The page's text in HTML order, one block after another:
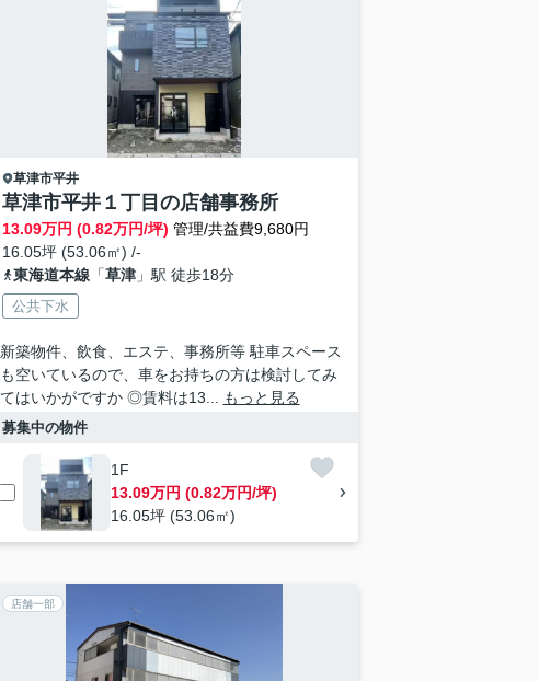
草津市平井
草津市平井１丁目の店舗事務所
13.09万円 (0.82万円/坪) 管理/共益費9,680円
16.05坪 (53.06㎡) /-
東海道本線「草津」駅 徒歩18分
公共下水
新築物件、飲食、エステ、事務所等 駐車スペース
も空いているので、車をお持ちの方は検討してみ
てはいかがですか ◎賃料は13...
もっと見る
募集中の物件
1F
13.09万円 (0.82万円/坪)
16.05坪 (53.06㎡)
店舗一部